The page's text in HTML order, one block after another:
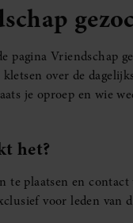
pagina Vriendschap
over de
je oproep en wie
het?
te plaatsen en
voor leden van